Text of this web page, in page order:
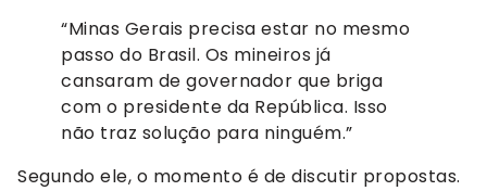
“Minas Gerais precisa estar no mesmo
passo do Brasil. Os mineiros já
cansaram de governador que briga
com o presidente da República. Isso
não traz solução para ninguém.”
Segundo ele, o momento é de discutir propostas.